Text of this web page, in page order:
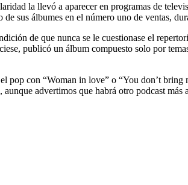
la llevó a aparecer en programas de
sus álbumes en el número uno de ventas,
de que nunca se le cuestionase el
publicó un álbum compuesto solo por
pop con “Woman in love” o “You don’t
advertimos que habrá otro podcast